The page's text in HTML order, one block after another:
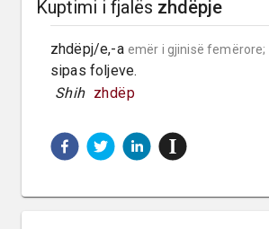
Kuptimi i fjalës zhdëpje
zhdëpj/e,-a emër i gjinisë femërore;
sipas foljeve.
Shih zhdëp